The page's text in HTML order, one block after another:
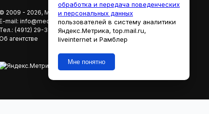
2009 - 2026, МЕДИАРЯЗАНЬ
mail: info@mediaryazan.ru, reklama@mediaryazan.ru
Тел.: (4912) 29-33-66
агентстве
обработка и передача поведенческих
и персональных данных
пользователей в систему аналитики
Яндекс.Метрика, top.mail.ru,
liveinternet и Рамблер
Мне понятно